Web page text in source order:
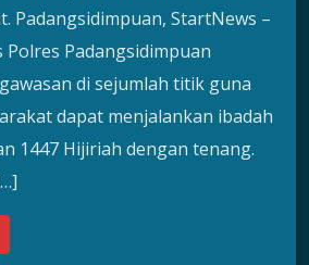
Padangsidimpuan, StartNews –
Polres Padangsidimpuan
di sejumlah titik guna
dapat menjalankan ibadah
1447 Hijiriah dengan tenang.